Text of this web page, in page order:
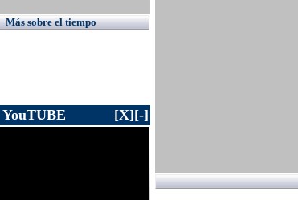
Más sobre el tiempo
YouTUBE [-]
[X]